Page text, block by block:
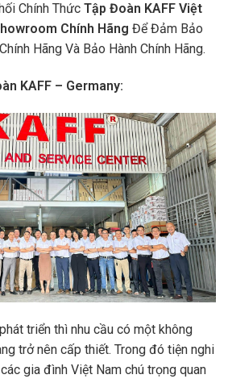
Chính Thức Tập Đoàn KAFF Việt
Chính Hãng Để Đảm Bảo
Hãng Và Bảo Hành Chính Hãng.
KAFF – Germany:
triển thì nhu cầu có một không
trở nên cấp thiết. Trong đó tiện nghi
gia đình Việt Nam chú trọng quan